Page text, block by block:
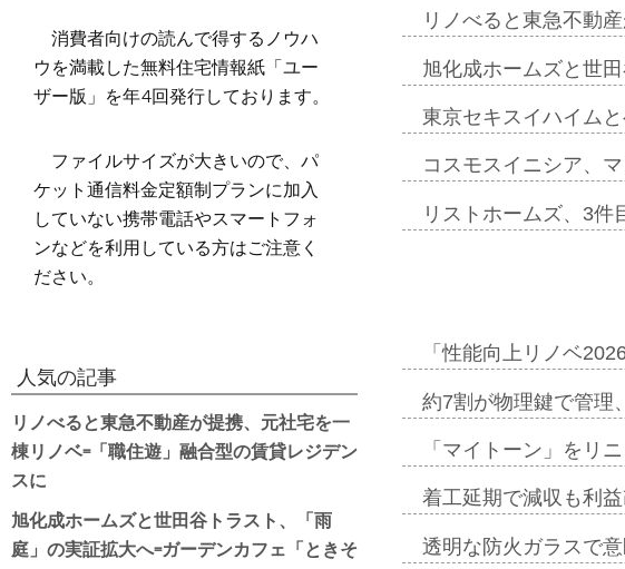
リノべると東急不動
旭化成ホームズと世
東京セキスイハイム
コスモスイニシア、
リストホームズ、3
「性能向上リノベ
約7割が物理鍵で管理
「マイトーン」をリ
着工延期で減収も利
透明な防火ガラスで
消費者向けの読んで得するノウハ
ウを満載した無料住宅情報紙「ユー
ザー版」を年4回発行しております。
ファイルサイズが大きいので、パ
ケット通信料金定額制プランに加入
していない携帯電話やスマートフォ
ンなどを利用している方はご注意く
ださい。
人気の記事
リノべると東急不動産が提携、元社宅を一
棟リノベ=「職住遊」融合型の賃貸レジデン
スに
旭化成ホームズと世田谷トラスト、「雨
庭」の実証拡大へ=ガーデンカフェ「ときそ